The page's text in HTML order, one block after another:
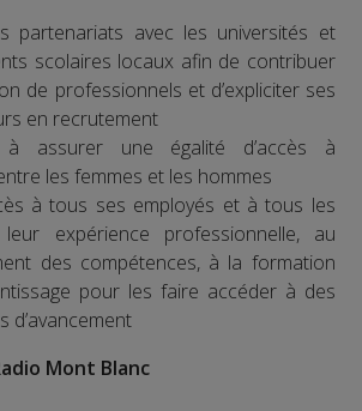
partenariats avec les universités et
scolaires locaux afin de contribuer
de professionnels et d’expliciter ses
en recrutement
à assurer une égalité d’accès à
les femmes et les hommes
à tous ses employés et à tous les
expérience professionnelle, au
des compétences, à la formation
pour les faire accéder à des
d’avancement
Mont Blanc